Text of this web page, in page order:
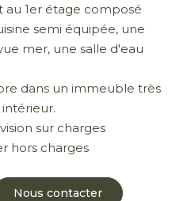
1er étage composé
semi équipée, une
mer, une salle d'eau
dans un immeuble très
sur charges
hors charges
Nous contacter